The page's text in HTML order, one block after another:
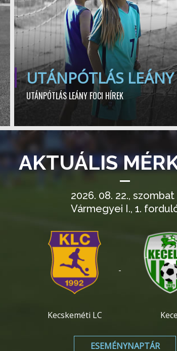
UTÁNPÓTLÁS LEÁNY
UTÁNPÓTLÁS LEÁNY FOCI HÍREK
AKTUÁLIS
2026. 08. 22., szombat
Vármegyei I., 1.
Kecskeméti LC
-
ESEMÉNYNAPTÁR